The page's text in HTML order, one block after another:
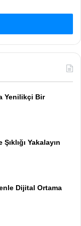
Yenilikçi Bir
Yakalayın
Dijital Ortama